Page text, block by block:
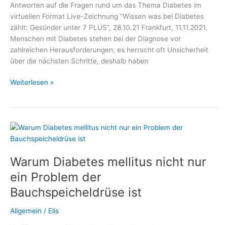
Antworten auf die Fragen rund um das Thema Diabetes im
virtuellen Format Live-Zeichnung “Wissen was bei Diabetes
zählt: Gesünder unter 7 PLUS”, 28.10.21 Frankfurt, 11.11.2021.
Menschen mit Diabetes stehen bei der Diagnose vor
zahlreichen Herausforderungen; es herrscht oft Unsicherheit
über die nächsten Schritte, deshalb haben
Vor
Medizin
und
Fachmediziner
und
Wellness
Weiterlesen »
Warum Diabetes mellitus nicht nur
ein Problem der
Bauchspeicheldrüse ist
Allgemein / Elis